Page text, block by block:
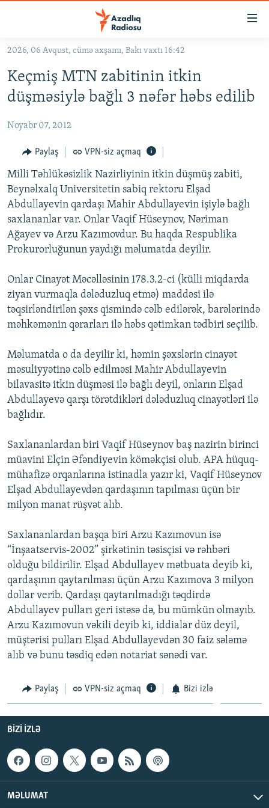
Əsas
qayıt
Əsas
naviqasiyaya
qayıt
#İZAHLA
KORRUPSIOMETR
#ƏSLINDƏ
FƏRQƏ BAX
QANUNI DOĞRU
ARAŞDIRMA
MULTIMEDIA
VIDEO
İNFOQRAFIKA
KARIKATURA
RADIO ARXIV
AZƏRBAYCAN ƏDƏBIYYATI KITABXANASI
İSLAM VƏ DEMOKRATIYA
İZ - MƏDƏNIYYƏT PROQRAMI
HAQQIMIZDA
MISSIYAMIZ
PEŞƏ ETIKASI VƏ JURNALISTIKA STANDARTLARIMIZ
MATERIALLARIMIZDAN ISTIFADƏ
BIZIMLƏ ƏLAQƏ
XƏBƏR BÜLLETENLƏRIMIZ
BIZI IZLƏ
RFE/RL-in bütün saytları
2026, 06 Avqust, cümə axşamı, Bakı vaxtı 16:42
Keçmiş MTN zabitinin itkin
düşməsiylə bağlı 3 nəfər həbs edilib
Noyabr 07, 2012
Paylaş VPN-siz açmaq
Milli Təhlükəsizlik Nazirliyinin itkin düşmüş zabiti,
Beynəlxalq Universitetin sabiq rektoru Elşad
Abdullayevin qardaşı Mahir Abdullayevin işiylə bağlı
saxlananlar var. Onlar Vaqif Hüseynov, Nəriman
Ağayev və Arzu Kazımovdur. Bu haqda Respublika
Prokurorluğunun yaydığı məlumatda deyilir.
Onlar Cinayət Məcəlləsinin 178.3.2-ci (külli miqdarda
ziyan vurmaqla dələduzluq etmə) maddəsi ilə
təqsirləndirilən şəxs qismində cəlb edilərək, barələrində
məhkəmənin qərarları ilə həbs qətimkan tədbiri seçilib.
Məlumatda o da deyilir ki, həmin şəxslərin cinayət
məsuliyyətinə cəlb edilməsi Mahir Abdullayevin
bilavasitə itkin düşməsi ilə bağlı deyil, onların Elşad
Abdullayevə qarşı törətdikləri dələduzluq cinayətləri ilə
bağlıdır.
Saxlananlardan biri Vaqif Hüseynov baş nazirin birinci
müavini Elçin Əfəndiyevin köməkçisi olub. APA hüquq-
mühafizə orqanlarına istinadla yazır ki, Vaqif Hüseynov
Elşad Abdullayevdən qardaşının tapılması üçün bir
milyon manat rüşvət alıb.
Saxlananlardan başqa biri Arzu Kazımovun isə
“İnşaatservis-2002” şirkətinin təsisçisi və rəhbəri
olduğu bildirilir. Elşad Abdullayev mətbuata deyib ki,
qardaşının qaytarılması üçün Arzu Kazımova 3 milyon
dollar verib. Qardaşı qaytarılmadığı təqdirdə
Abdullayev pulları geri istəsə də, bu mümkün olmayıb.
Arzu Kazımovun vəkili deyib ki, iddialar düz deyil,
müştərisi pulları Elşad Abdullayevdən 30 faiz sələmə
alıb və bunu təsdiq edən notariat sənədi var.
Paylaş VPN-siz açmaq Bizi izlə
BIZI IZLƏ
MƏLUMAT